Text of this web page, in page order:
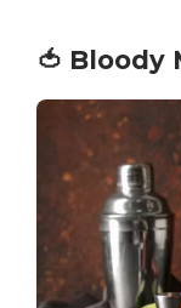
🍅 Bloody